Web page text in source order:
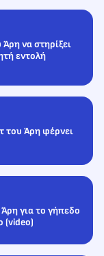
να στηρίξει
εντολή
του Άρη φέρνει
για το γήπεδο
(video)